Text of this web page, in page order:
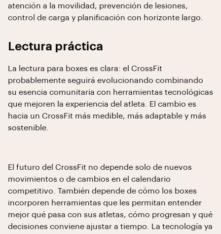
atención a la movilidad, prevención de lesiones,
control de carga y planificación con horizonte largo.
Lectura práctica
La lectura para boxes es clara: el CrossFit
probablemente seguirá evolucionando combinando
su esencia comunitaria con herramientas tecnológicas
que mejoren la experiencia del atleta. El cambio es
hacia un CrossFit más medible, más adaptable y más
sostenible.
El futuro del CrossFit no depende solo de nuevos
movimientos o de cambios en el calendario
competitivo. También depende de cómo los boxes
incorporen herramientas que les permitan entender
mejor qué pasa con sus atletas, cómo progresan y qué
decisiones conviene ajustar a tiempo. La tecnología ya